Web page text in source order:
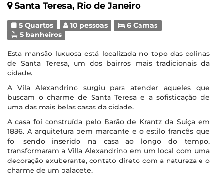
Santa Teresa, Rio de Janeiro
5 Quartos 10 pessoas
6 Camas
5 banheiros
Esta mansão luxuosa está localizada no topo das colinas
de Santa Teresa, um dos bairros mais tradicionais da
cidade.
A Vila Alexandrino surgiu para atender aqueles que
buscam o charme de Santa Teresa e a sofisticação de
uma das mais belas casas da cidade.
A casa foi construída pelo Barão de Krantz da Suíça em
1886. A arquitetura bem marcante e o estilo francês que
foi sendo inserido na casa ao longo do tempo,
transformaram a Villa Alexandrino em um local com uma
decoração exuberante, contato direto com a natureza e o
charme de um palacete.